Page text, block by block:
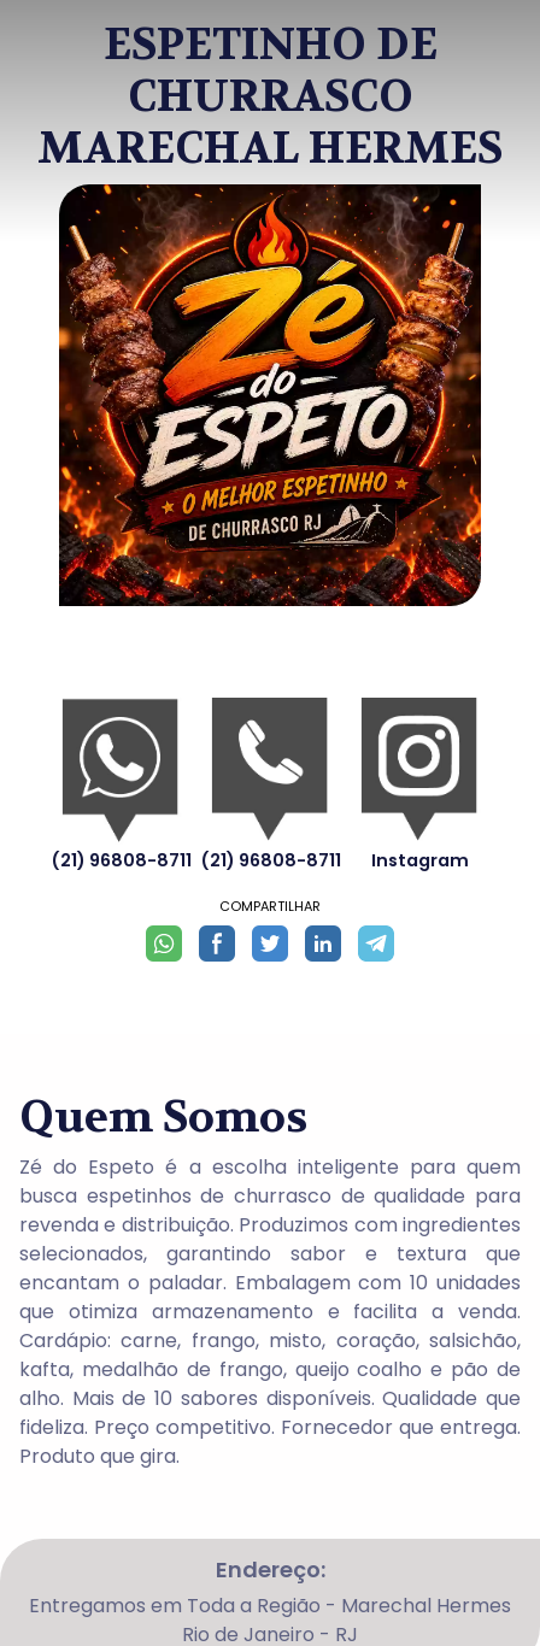
ESPETINHO DE
CHURRASCO
MARECHAL HERMES
(21) 96808-8711 (21) 96808-8711 Instagram
COMPARTILHAR
Quem Somos
Zé do Espeto é a escolha inteligente para quem
busca espetinhos de churrasco de qualidade para
revenda e distribuição. Produzimos com ingredientes
selecionados, garantindo sabor e textura que
encantam o paladar. Embalagem com 10 unidades
que otimiza armazenamento e facilita a venda.
Cardápio: carne, frango, misto, coração, salsichão,
kafta, medalhão de frango, queijo coalho e pão de
alho. Mais de 10 sabores disponíveis. Qualidade que
fideliza. Preço competitivo. Fornecedor que entrega.
Produto que gira.
Endereço:
Entregamos em Toda a Região - Marechal Hermes
Rio de Janeiro - RJ